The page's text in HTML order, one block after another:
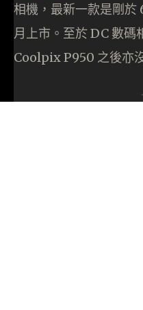
相機，最新一款是剛於
月上市。至於 DC 數碼
Coolpix P950 之後亦